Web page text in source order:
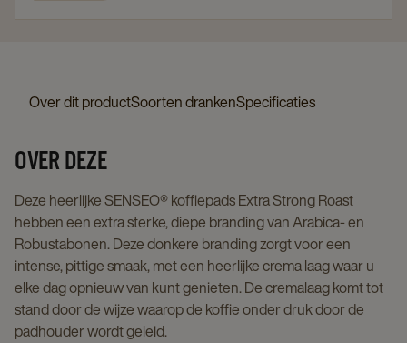
Over dit productSoorten drankenSpecificaties
OVER DEZE
Deze heerlijke SENSEO® koffiepads Extra Strong Roast
hebben een extra sterke, diepe branding van Arabica- en
Robustabonen. Deze donkere branding zorgt voor een
intense, pittige smaak, met een heerlijke crema laag waar u
elke dag opnieuw van kunt genieten. De cremalaag komt tot
stand door de wijze waarop de koffie onder druk door de
padhouder wordt geleid.